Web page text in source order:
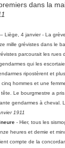
dans la
– Liège, 4 janvier - La
mille grévistes dans le
parcourait les rues
qui les
ripostèrent et
hommes et une
Le bourgmestre a
gendarmes à cheval.
1911
- Hier, tous les
heures et demie et
compte de la